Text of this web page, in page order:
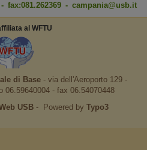
fax:081.262369 - campania@usb.it
al WFTU
di Base‐ via dell'Aeroporto 129 -
06.59640004 - fax 06.54070448
USB‐ Powered by Typo3